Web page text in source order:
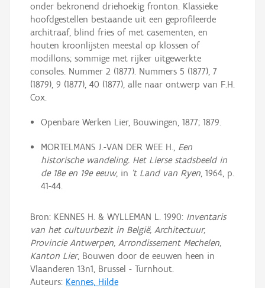
onder bekronend driehoekig fronton. Klassieke
hoofdgestellen bestaande uit een geprofileerde
architraaf, blind fries of met casementen, en
houten kroonlijsten meestal op klossen of
modillons; sommige met rijker uitgewerkte
consoles. Nummer 2 (1877). Nummers 5 (1877), 7
(1879), 9 (1877), 40 (1877), alle naar ontwerp van F.H.
Cox.
Openbare Werken Lier, Bouwingen, 1877; 1879.
MORTELMANS J.-VAN DER WEE H., Een
historische wandeling. Het Lierse stadsbeeld in
de 18e en 19e eeuw, in 't Land van Ryen, 1964, p.
41-44.
Bron: KENNES H. & WYLLEMAN L. 1990: Inventaris
van het cultuurbezit in België, Architectuur,
Provincie Antwerpen, Arrondissement Mechelen,
Kanton Lier, Bouwen door de eeuwen heen in
Vlaanderen 13n1, Brussel - Turnhout.
Auteurs: Kennes, Hilde